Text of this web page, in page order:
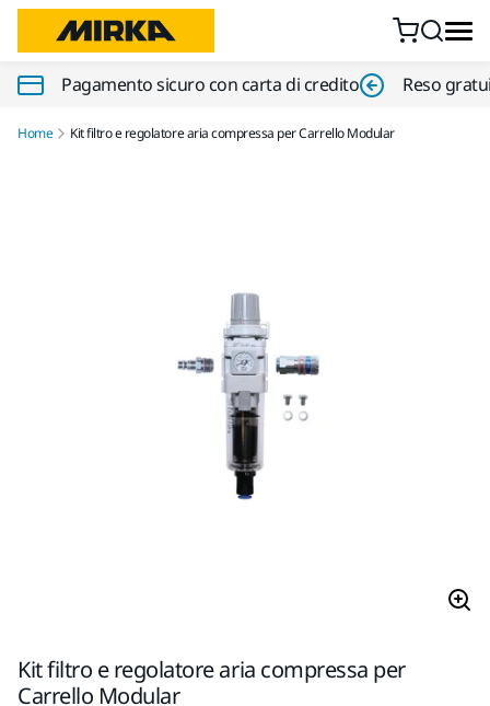
Pagamento sicuro con carta di credito Reso
Home Kit filtro e regolatore aria compressa per Carrello Modular
Kit filtro e regolatore aria compressa per
Carrello Modular